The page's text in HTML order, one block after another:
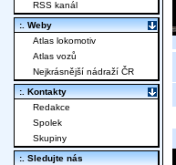
RSS kanál
:. Weby
Atlas lokomotiv
Atlas vozů
Nejkrásnější nádraží ČR
:. Kontakty
Redakce
Spolek
Skupiny
:. Sledujte nás